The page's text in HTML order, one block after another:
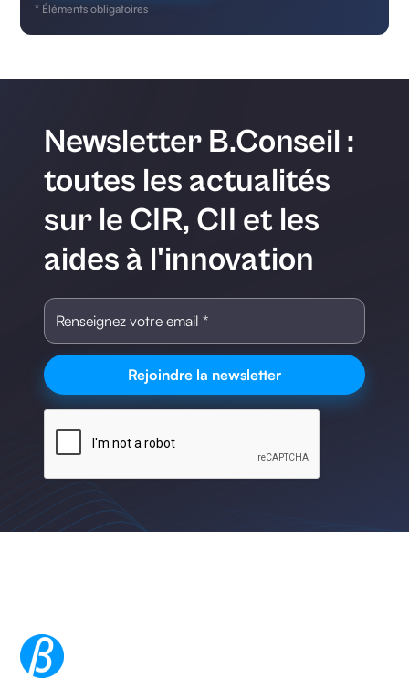
* Éléments obligatoires
Newsletter B.Conseil :
toutes les actualités
sur le CIR, CII et les
aides à l'innovation